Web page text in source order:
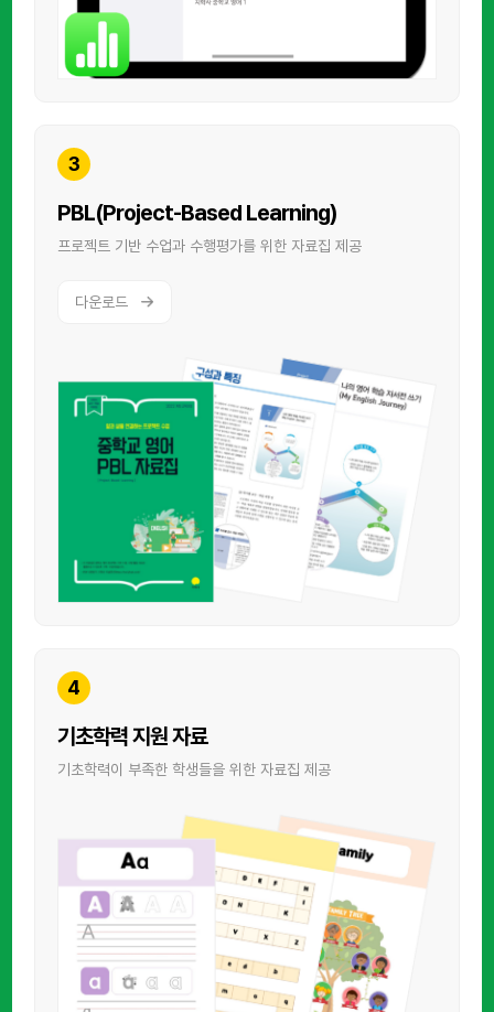
3
PBL(Project-Based Learning)
프로젝트 기반 수업과 수행평가를 위한 자료집 제공
다운로드
4
기초학력 지원 자료
기초학력이 부족한 학생들을 위한 자료집 제공